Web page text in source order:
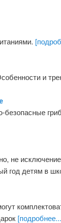
и
безопасные
не
год детям в